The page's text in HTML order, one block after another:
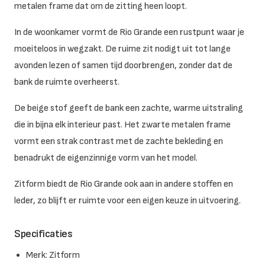
metalen frame dat om de zitting heen loopt.
In de woonkamer vormt de Rio Grande een rustpunt waar je
moeiteloos in wegzakt. De ruime zit nodigt uit tot lange
avonden lezen of samen tijd doorbrengen, zonder dat de
bank de ruimte overheerst.
De beige stof geeft de bank een zachte, warme uitstraling
die in bijna elk interieur past. Het zwarte metalen frame
vormt een strak contrast met de zachte bekleding en
benadrukt de eigenzinnige vorm van het model.
Zitform biedt de Rio Grande ook aan in andere stoffen en
leder, zo blijft er ruimte voor een eigen keuze in uitvoering.
Specificaties
Merk: Zitform